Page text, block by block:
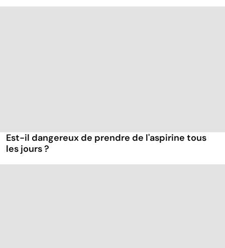
Est-il dangereux de prendre de l'aspirine tous
les jours ?